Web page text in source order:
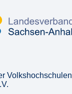
Volkshochschulen